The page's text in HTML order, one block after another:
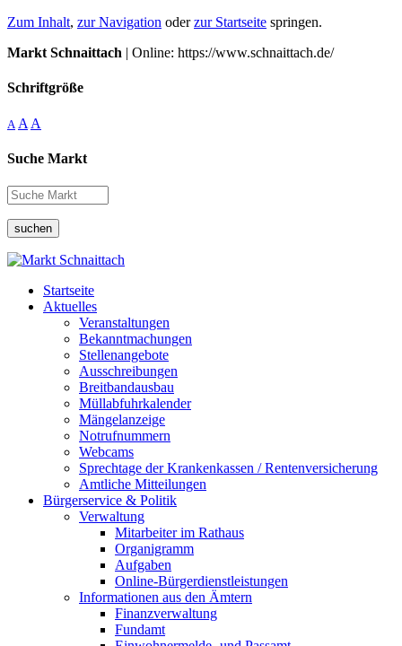
Zum Inhalt, zur Navigation oderzur Startseite springen.
Markt Schnaittach | Online: https://www.schnaittach.de/
Schriftgröße
A A A
Suche Markt
suchen
Startseite
Aktuelles
Veranstaltungen
Bekanntmachungen
Stellenangebote
Ausschreibungen
Breitbandausbau
Müllabfuhrkalender
Mängelanzeige
Notrufnummern
Webcams
Sprechtage der Krankenkassen / Rentenversicherung
Amtliche Mitteilungen
Bürgerservice & Politik
Verwaltung
Mitarbeiter im Rathaus
Organigramm
Aufgaben
Online-Bürgerdienstleistungen
Informationen aus den Ämtern
Finanzverwaltung
Fundamt